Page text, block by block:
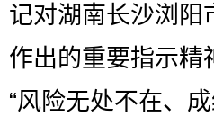
记对湖南长沙浏阳
作出的重要指示精
“风险无处不在、